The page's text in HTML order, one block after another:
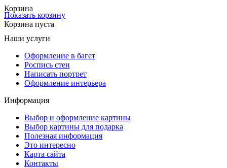
Корзина
Показать корзину
Корзина пуста
Наши услуги
Оформление в багет
Роспись стен
Написать портрет
Оформление интерьера
Информация
Выбор и оформление картины
Выбор картины для подарка
Полезная информация
Это интересно
Карта сайта
Контакты